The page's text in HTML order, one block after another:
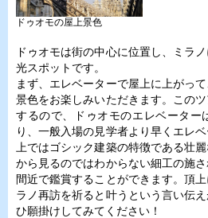
ドゥオモの屋上景色
ドゥオモは街の中心に位置し、ミラ
光スポットです。
まず、エレベーターで屋上に上がっ
景色をお楽しみいただきます。この
するので、ドゥオモのエレベーター
り、一般入場の見学者より早くエレ
上ではゴシック建築の特徴である壮
から見るのではわからない細工の施
間近で鑑賞することができます。頂
ラノ再訪を祈ると叶うという言い伝
ひ願掛けしてみてください！